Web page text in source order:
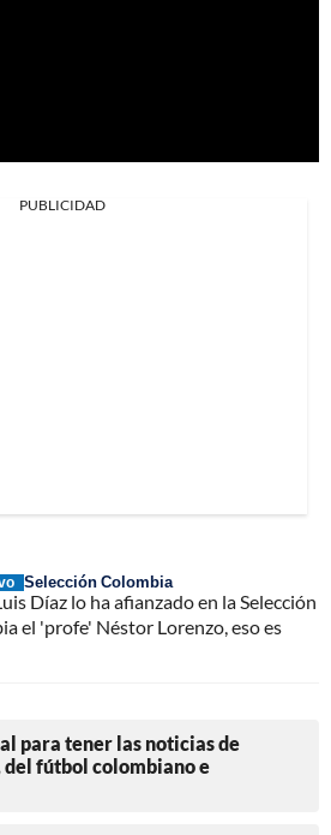
PUBLICIDAD
Selección Colombia
Díaz lo ha afianzado en la Selección
el 'profe' Néstor Lorenzo, eso es
para tener las noticias de
del fútbol colombiano e